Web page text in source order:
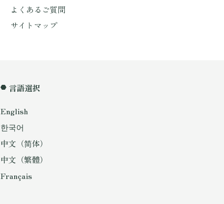
よくあるご質問
サイトマップ
言語選択
English
한국어
中文（简体）
中文（繁體）
Français